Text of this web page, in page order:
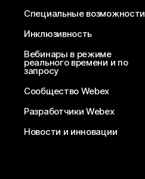
Специальные возможности
Инклюзивность
Вебинары в режиме
реального времени и по
запросу
Сообщество Webex
Разработчики Webex
Новости и инновации